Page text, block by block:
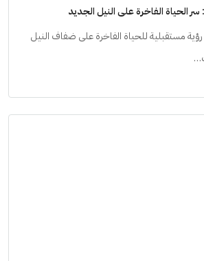
الحياة الفاخرة على النيل الجديد
مستقبلية للحياة الفاخرة على ضفاف النيل